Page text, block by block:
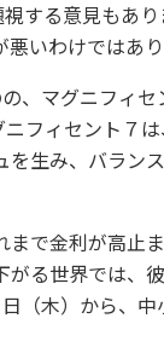
する意見もあ
いわけではあり
、マグニフィ
フィセント７
生み、バラン
で金利が高止
る世界では、彼
（木）から、中